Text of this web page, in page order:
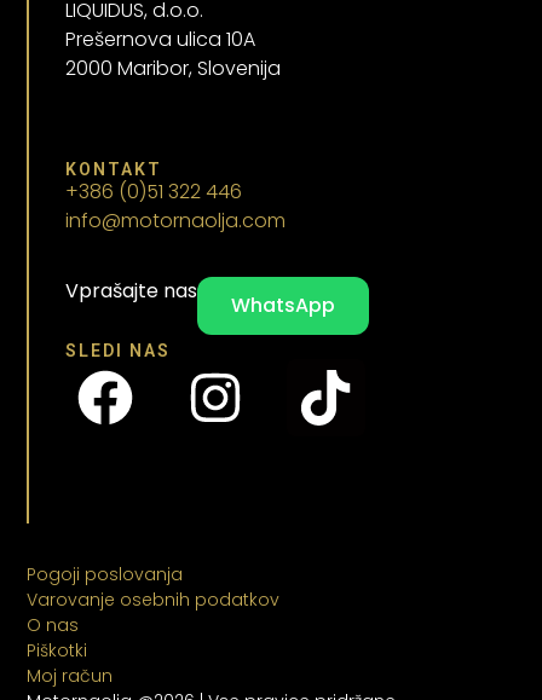
LIQUIDUS, d.o.o.
Prešernova ulica 10A
2000 Maribor, Slovenija
KONTAKT
+386 (0)51 322 446
info@motornaolja.com
Vprašajte nas
WhatsApp
SLEDI NAS
Pogoji poslovanja
Varovanje osebnih podatkov
O nas
Piškotki
Moj račun